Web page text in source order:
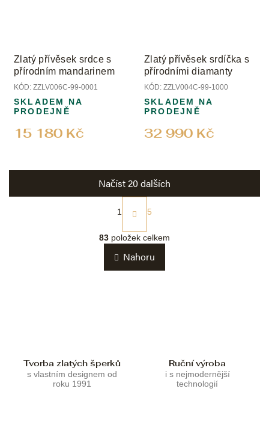
Zlatý přívěsek srdce s
přírodním mandarinem
KÓD: ZZLV006C-99-0001
15 180 Kč
SKLADEM NA
PRODEJNĚ
Zlatý přívěsek srdíčka s
přírodními diamanty
KÓD: ZZLV004C-99-1000
32 990 Kč
SKLADEM NA
PRODEJNĚ
v
l
á
d
Načíst 20 dalších
S
t
á
n
k
1 5
83 položek celkem
Nahoru
Tvorba zlatých šperků
s vlastním designem od
roku 1991
Ruční výroba
i s nejmodernější
technologií